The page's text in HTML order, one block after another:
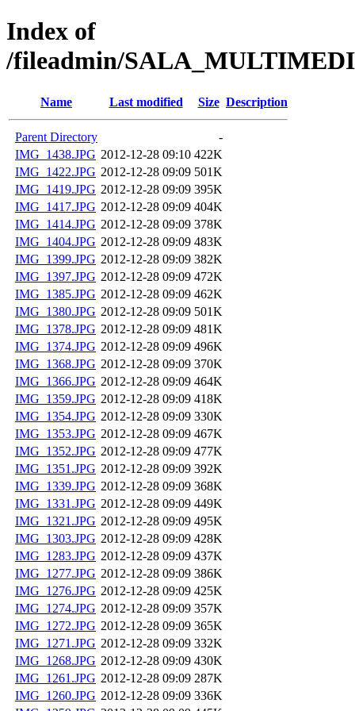
Index of
/fileadmin/
Name Last modified Size Description
Parent Directory
-
IMG_1438.JPG 2012-12-28 09:10 422K
IMG_1422.JPG 2012-12-28 09:09 501K
IMG_1419.JPG 2012-12-28 09:09 395K
IMG_1417.JPG 2012-12-28 09:09 404K
IMG_1414.JPG 2012-12-28 09:09 378K
IMG_1404.JPG 2012-12-28 09:09 483K
IMG_1399.JPG 2012-12-28 09:09 382K
IMG_1397.JPG 2012-12-28 09:09 472K
IMG_1385.JPG 2012-12-28 09:09 462K
IMG_1380.JPG 2012-12-28 09:09 501K
IMG_1378.JPG 2012-12-28 09:09 481K
IMG_1374.JPG 2012-12-28 09:09 496K
IMG_1368.JPG 2012-12-28 09:09 370K
IMG_1366.JPG 2012-12-28 09:09 464K
IMG_1359.JPG 2012-12-28 09:09 418K
IMG_1354.JPG 2012-12-28 09:09 330K
IMG_1353.JPG 2012-12-28 09:09 467K
IMG_1352.JPG 2012-12-28 09:09 477K
IMG_1351.JPG 2012-12-28 09:09 392K
IMG_1339.JPG 2012-12-28 09:09 368K
IMG_1331.JPG 2012-12-28 09:09 449K
IMG_1321.JPG 2012-12-28 09:09 495K
IMG_1303.JPG 2012-12-28 09:09 428K
IMG_1283.JPG 2012-12-28 09:09 437K
IMG_1277.JPG 2012-12-28 09:09 386K
IMG_1276.JPG 2012-12-28 09:09 425K
IMG_1274.JPG 2012-12-28 09:09 357K
IMG_1272.JPG 2012-12-28 09:09 365K
IMG_1271.JPG 2012-12-28 09:09 332K
IMG_1268.JPG 2012-12-28 09:09 430K
IMG_1261.JPG 2012-12-28 09:09 287K
IMG_1260.JPG 2012-12-28 09:09 336K